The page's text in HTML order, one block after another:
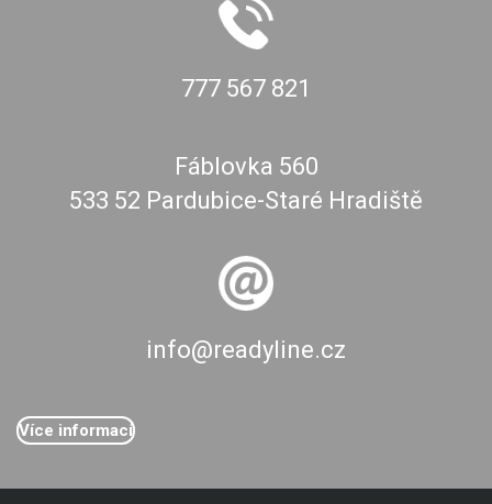
777 567 821
Fáblovka 560
533 52 Pardubice-Staré Hradiště
info@readyline.cz
Více informací